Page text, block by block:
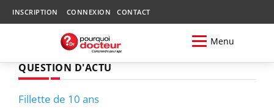
INSCRIPTION CONNEXION CONTACT
Menu
QUESTION D'ACTU
Fillette de 10 ans